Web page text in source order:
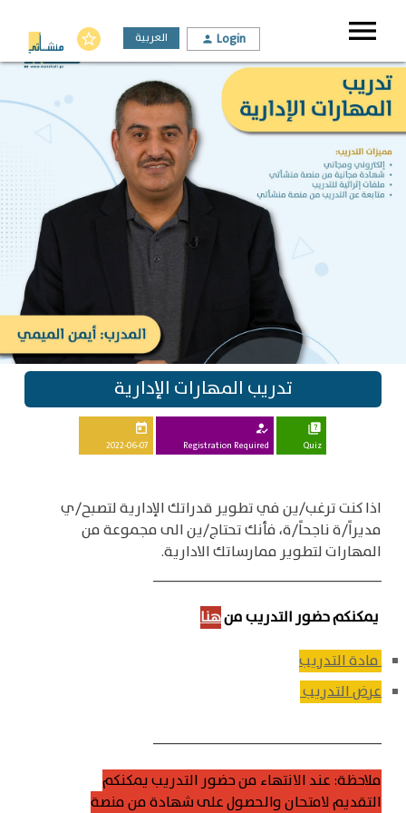
menu
star_border العربية person Login
تدريب المهارات الإدارية
today
2022-06-07
how_to_reg
Registration Required
quiz
Quiz
اذا كنت ترغب/ين في تطوير قدراتك الإدارية لتصبح/ي
مديراً/ة ناجحاً/ة، فأنك تحتاج/ين الى مجموعة من
المهارات لتطوير ممارساتك الادارية.
يمكنكم حضور التدريب منهنا
مادة التدريب
عرض التدريب
ملاحظة: عند الانتهاء من حضور التدريب يمكنكم
التقديم لامتحان والحصول على شهادة من منصة